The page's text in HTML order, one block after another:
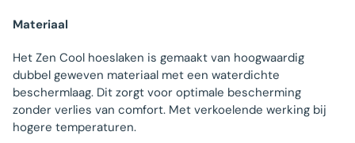
Materiaal
Het Zen Cool hoeslaken is gemaakt van hoogwaardig
dubbel geweven materiaal met een waterdichte
beschermlaag. Dit zorgt voor optimale bescherming
zonder verlies van comfort. Met verkoelende werking bij
hogere temperaturen.